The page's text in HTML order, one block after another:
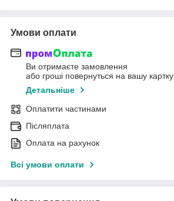
Умови оплати
Ви отримаєте замовлення
або гроші повернуться на вашу картку
Детальніше
Оплатити частинами
Післяплата
Оплата на рахунок
Всі умови оплати